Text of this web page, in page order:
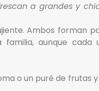
a grandes y
Ambos forman
aunque cada
o un puré de frutas